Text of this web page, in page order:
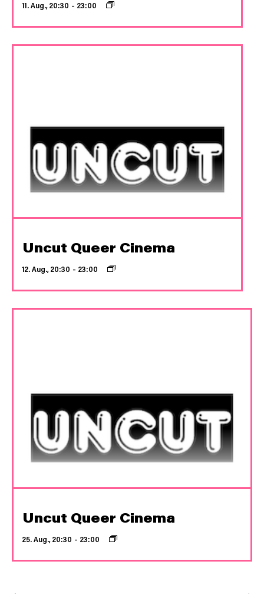
11. Aug., 20:30 – 23:00
Uncut Queer Cinema
12. Aug., 20:30 – 23:00
Uncut Queer Cinema
25. Aug., 20:30 – 23:00